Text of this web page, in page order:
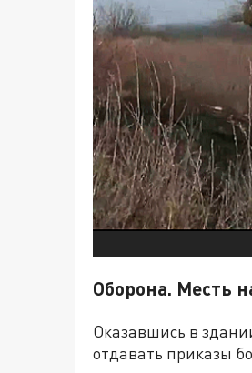
Оборона. Месть
Оказавшись в
отдавать приказы